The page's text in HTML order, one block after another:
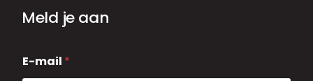
Meld je aan
-
m
E-mail *